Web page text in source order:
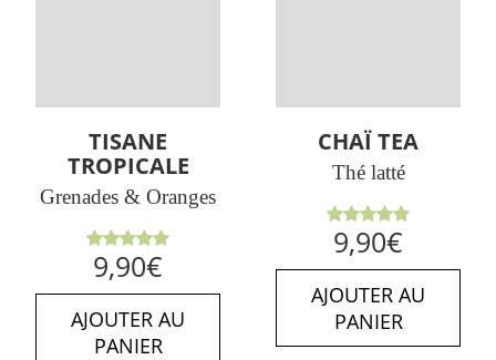
TISANE
TROPICALE
Grenades & Oranges
Note5.00
sur 5
9,90€
AJOUTER AU
PANIER
CHAÏ TEA
Thé latté
Note5.00
sur 5
9,90€
AJOUTER AU
PANIER